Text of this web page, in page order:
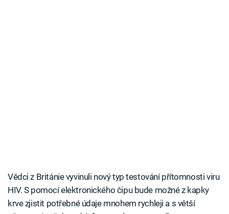
Vědci z Británie vyvinuli nový typ testování přítomnosti viru
HIV. S pomocí elektronického čipu bude možné z kapky
krve zjistit potřebné údaje mnohem rychleji a s větší